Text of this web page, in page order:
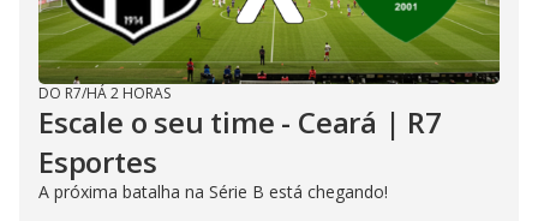
DO R7/HÁ 2 HORAS
Escale o seu time - Ceará | R7
Esportes
A próxima batalha na Série B está chegando!